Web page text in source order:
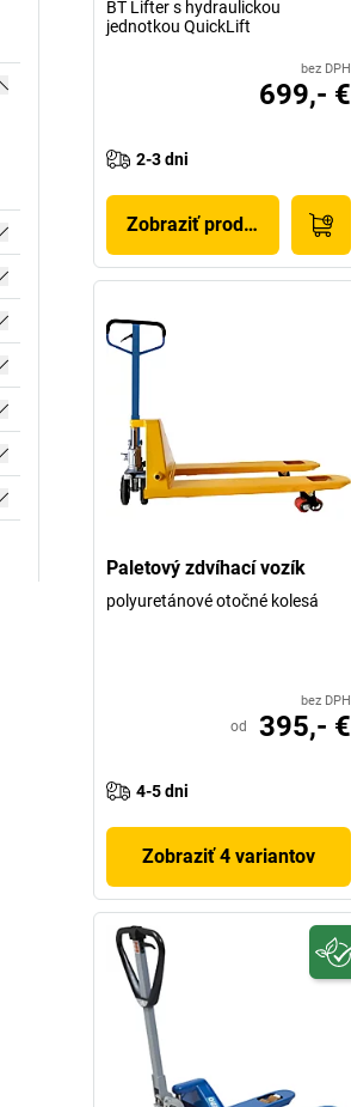
BT Lifter s hydraulickou
jednotkou QuickLift
bez DPH
699,- €
2-3 dni
Zobraziť produkt
Paletový zdvíhací vozík
polyuretánové otočné kolesá
bez DPH
od 395,- €
4-5 dni
Zobraziť 4 variantov